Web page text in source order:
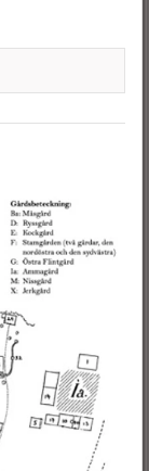
vilken
var femte